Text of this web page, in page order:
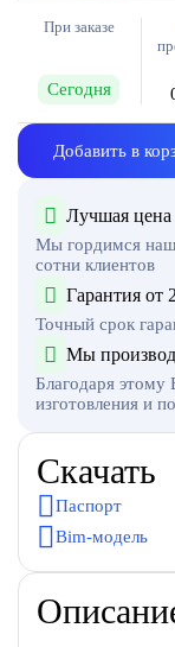
При заказе
Сегодня
Добавить в
Лучшая цена
Мы гордимся
сотни клиентов
Гарантия от
Точный срок
Мы
Благодаря
изготовления и
Скачать
Паспорт
Bim-модель